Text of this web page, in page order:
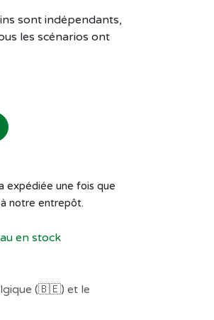
sont indépendants,
les scénarios ont
expédiée une fois que
notre entrepôt.
en stock
(🇧🇪) et le